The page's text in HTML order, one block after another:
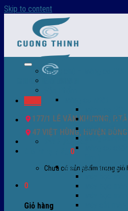
Skip to content
177/1 LÊ VĂN KHƯƠNG,
47 VIỆT HÙNG, HUYỆN
0932 756 950
0
Chưa có sản phẩm trong giỏ
0
Giỏ hàng
Trang chủ – Màng co POF
Màng co PVC
Màng quấn
Màng
Máy bọc màng co